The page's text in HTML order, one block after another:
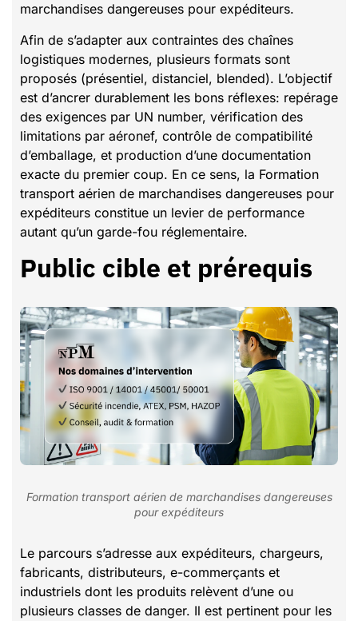
marchandises dangereuses pour expéditeurs.
Afin de s’adapter aux contraintes des chaînes
logistiques modernes, plusieurs formats sont
proposés (présentiel, distanciel, blended). L’objectif
est d’ancrer durablement les bons réflexes: repérage
des exigences par UN number, vérification des
limitations par aéronef, contrôle de compatibilité
d’emballage, et production d’une documentation
exacte du premier coup. En ce sens, la Formation
transport aérien de marchandises dangereuses pour
expéditeurs constitue un levier de performance
autant qu’un garde-fou réglementaire.
Public cible et prérequis
Formation transport aérien de marchandises dangereuses
pour expéditeurs
Le parcours s’adresse aux expéditeurs, chargeurs,
fabricants, distributeurs, e-commerçants et
industriels dont les produits relèvent d’une ou
plusieurs classes de danger. Il est pertinent pour les